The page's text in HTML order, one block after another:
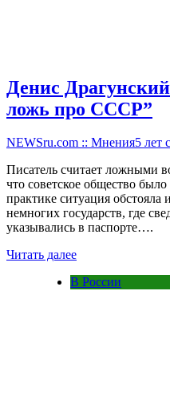
Денис
ложь про СССР”
NEWSru.com :: Мнения5 лет
Писатель считает ложными
что советское общество
практике ситуация
немногих государств, где
указывались в паспорте….
Читать далее
В России